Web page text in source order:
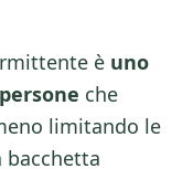
è uno
che
limitando le